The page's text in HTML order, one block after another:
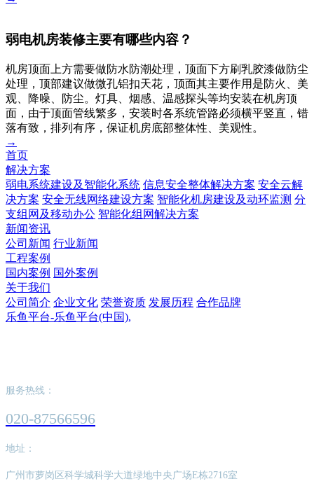
弱电机房装修主要有哪些内容？
机房顶面上方需要做防水防潮处理，顶面下方刷乳胶漆做防尘
处理，顶部建议做微孔铝扣天花，顶面其主要作用是防火、美
观、降噪、防尘。灯具、烟感、温感探头等均安装在机房顶
面，由于顶面管线繁多，安装时各系统管路必须横平竖直，错
落有致，排列有序，保证机房底部整体性、美观性。
→
首页
解决方案
弱电系统建设及智能化系统 信息安全整体解决方案 安全云解
决方案 安全无线网络建设方案 智能化机房建设及动环监测 分
支组网及移动办公 智能化组网解决方案
新闻资讯
公司新闻 行业新闻
工程案例
国内案例 国外案例
关于我们
公司简介 企业文化 荣誉资质 发展历程 合作品牌
乐鱼平台-乐鱼平台(中国),
服务热线：
020-87566596
地址：
广州市萝岗区科学城科学大道绿地中央广场E栋2716室